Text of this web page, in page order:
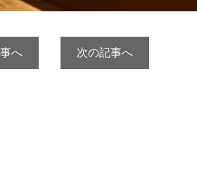
へ 次の記事へ